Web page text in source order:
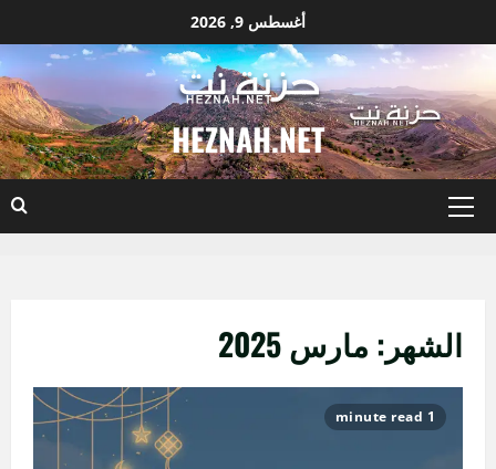
إلى
أغسطس 9, 2026
HEZNAH.NET
القائمة
الشهر: مارس 2025
1 minute read